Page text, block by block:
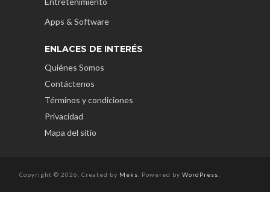
Apps & Software
ENLACES DE INTERÉS
Quiénes Somos
Contáctenos
Términos y condiciones
Privacidad
Mapa del sitio
Copyright © 2026. Created by Meks . Powered by WordPress